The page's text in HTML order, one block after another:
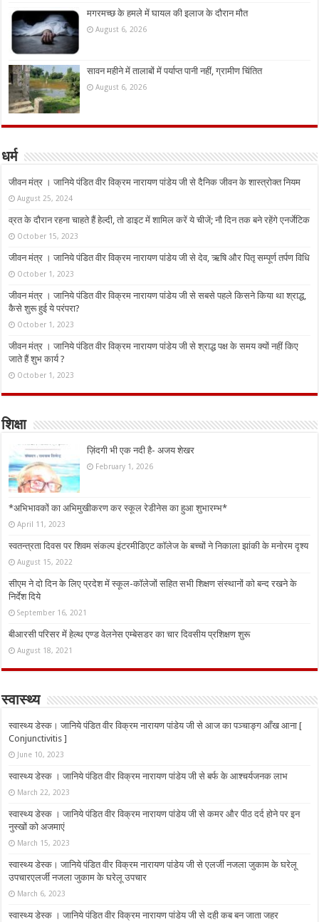
मगरमच्छ के हमले में घायल की इलाज के दौरान मौत
August 6, 2026
सावन महीने में तालाबों में पर्याप्त पानी नहीं, ग्रामीण चिंतित
August 6, 2026
धर्म
जीवन मंत्र । जानिये पंडित वीर विक्रम नारायण पांडेय जी से दैनिक जीवन के शास्त्रोक्त नियम
August 25, 2024
व्रत के दौरान रहना चाहते हैं हेल्दी, तो डाइट में शामिल करें ये चीजें; नौ दिन तक बने रहेंगे एनर्जेटिक
October 15, 2023
जीवन मंत्र । जानिये पंडित वीर विक्रम नारायण पांडेय जी से देव, ऋषि और पितृ सम्पूर्ण तर्पण विधि
October 1, 2023
जीवन मंत्र । जानिये पंडित वीर विक्रम नारायण पांडेय जी से सबसे पहले किसने किया था श्राद्ध,
कैसे शुरू हुई ये परंपरा?
October 1, 2023
जीवन मंत्र । जानिये पंडित वीर विक्रम नारायण पांडेय जी से श्राद्ध पक्ष के समय क्यों नहीं किए
जाते हैं शुभ कार्य ?
October 1, 2023
शिक्षा
ज़िंदगी भी एक नदी है- अजय शेखर
February 1, 2026
*अभिभावकों का अभिमुखीकरण कर स्कूल रेडीनेस का हुआ शुभारम्भ*
April 11, 2023
स्वतन्त्रता दिवस पर शिवम संकल्प इंटरमीडिएट कॉलेज के बच्चों ने निकाला झांकी के मनोरम दृश्य
August 15, 2022
सीएम ने दो दिन के लिए प्रदेश में स्कूल-कॉलेजों सहित सभी शिक्षण संस्थानों को बन्द रखने के
निर्देश दिये
September 16, 2021
बीआरसी परिसर में हेल्थ एण्ड वेलनेस एम्बेसडर का चार दिवसीय प्रशिक्षण शुरू
August 18, 2021
स्वास्थ्य
स्वास्थ्य डेस्क। जानिये पंडित वीर विक्रम नारायण पांडेय जी से आज का पञ्चाङ्ग आँख आना [
Conjunctivitis ]
June 10, 2023
स्वास्थ्य डेस्क । जानिये पंडित वीर विक्रम नारायण पांडेय जी से बर्फ के आश्चर्यजनक लाभ
March 22, 2023
स्वास्थ्य डेस्क । जानिये पंडित वीर विक्रम नारायण पांडेय जी से कमर और पीठ दर्द होने पर इन
नुस्‍खों को अजमाएं
March 15, 2023
स्वास्थ्य डेस्क। जानिये पंडित वीर विक्रम नारायण पांडेय जी से एलर्जी नजला जुकाम के घरेलू
उपचारएलर्जी नजला जुकाम के घरेलू उपचार
March 6, 2023
स्वास्थ्य डेस्क । जानिये पंडित वीर विक्रम नारायण पांडेय जी से दही कब बन जाता जहर